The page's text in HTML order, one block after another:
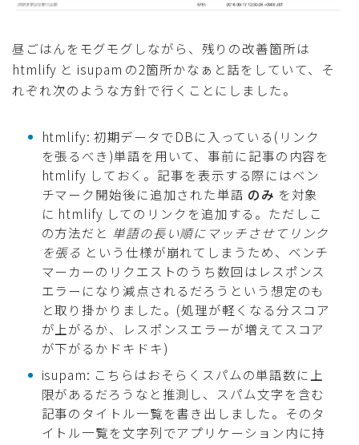
昼ごはんをモグモグしながら、残りの改善箇所は
htmlify と isupam の2箇所かなぁと話をしていて、そ
れぞれ次のような方針で行くことにしました。
htmlify: 初期データでDBに入っている(リンク
を張るべき)単語を用いて、事前に記事の内容を
htmlify しておく。記事を表示する際にはベン
チマーク開始後に追加された単語 のみ を対象
に htmlify してのリンクを追加する。ただしこ
の方法だと 単語の長い順にマッチさせてリンク
を張る という仕様が崩れてしまうため、ベンチ
マーカーのリクエストのうち数回はレスポンス
エラーになり減点されるだろうという想定のも
と取り掛かりました。(処理が軽くなる分スコア
が上がるか、レスポンスエラーが増えてスコア
が下がるかドキドキ)
isupam: こちらはおそらくスパムの単語数に上
限があるだろうなと推測し、スパム文字を含む
記事のタイトル一覧を書き出しました。そのタ
イトル一覧を文字列でアプリケーション内に持